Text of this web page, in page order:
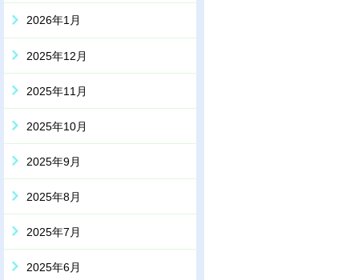
2026年1月
2025年12月
2025年11月
2025年10月
2025年9月
2025年8月
2025年7月
2025年6月